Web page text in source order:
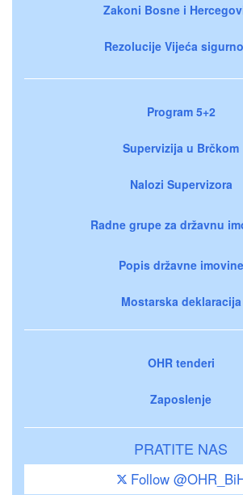
Zakoni Bosne i
Rezolucije Vijeća
Program 5+2
Supervizija u Brčkom
Nalozi Supervizora
Radne grupe za državnu
Popis državne imovine
Mostarska deklaracija
OHR tenderi
Zaposlenje
PRATITE NAS
Follow